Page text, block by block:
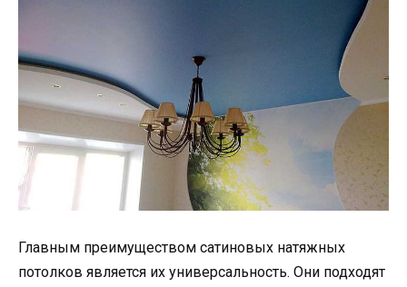
Главным преимуществом сатиновых натяжных
потолков является их универсальность. Они подходят